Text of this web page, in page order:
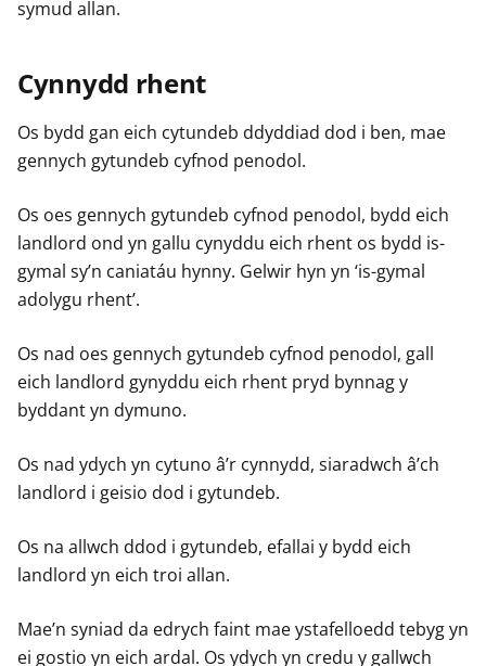
symud allan.
Cynnydd rhent
Os bydd gan eich cytundeb ddyddiad dod i ben, mae
gennych gytundeb cyfnod penodol.
Os oes gennych gytundeb cyfnod penodol, bydd eich
landlord ond yn gallu cynyddu eich rhent os bydd is-
gymal sy’n caniatáu hynny. Gelwir hyn yn ‘is-gymal
adolygu rhent’.
Os nad oes gennych gytundeb cyfnod penodol, gall
eich landlord gynyddu eich rhent pryd bynnag y
byddant yn dymuno.
Os nad ydych yn cytuno â’r cynnydd, siaradwch â’ch
landlord i geisio dod i gytundeb.
Os na allwch ddod i gytundeb, efallai y bydd eich
landlord yn eich troi allan.
Mae’n syniad da edrych faint mae ystafelloedd tebyg yn
ei gostio yn eich ardal. Os ydych yn credu y gallwch